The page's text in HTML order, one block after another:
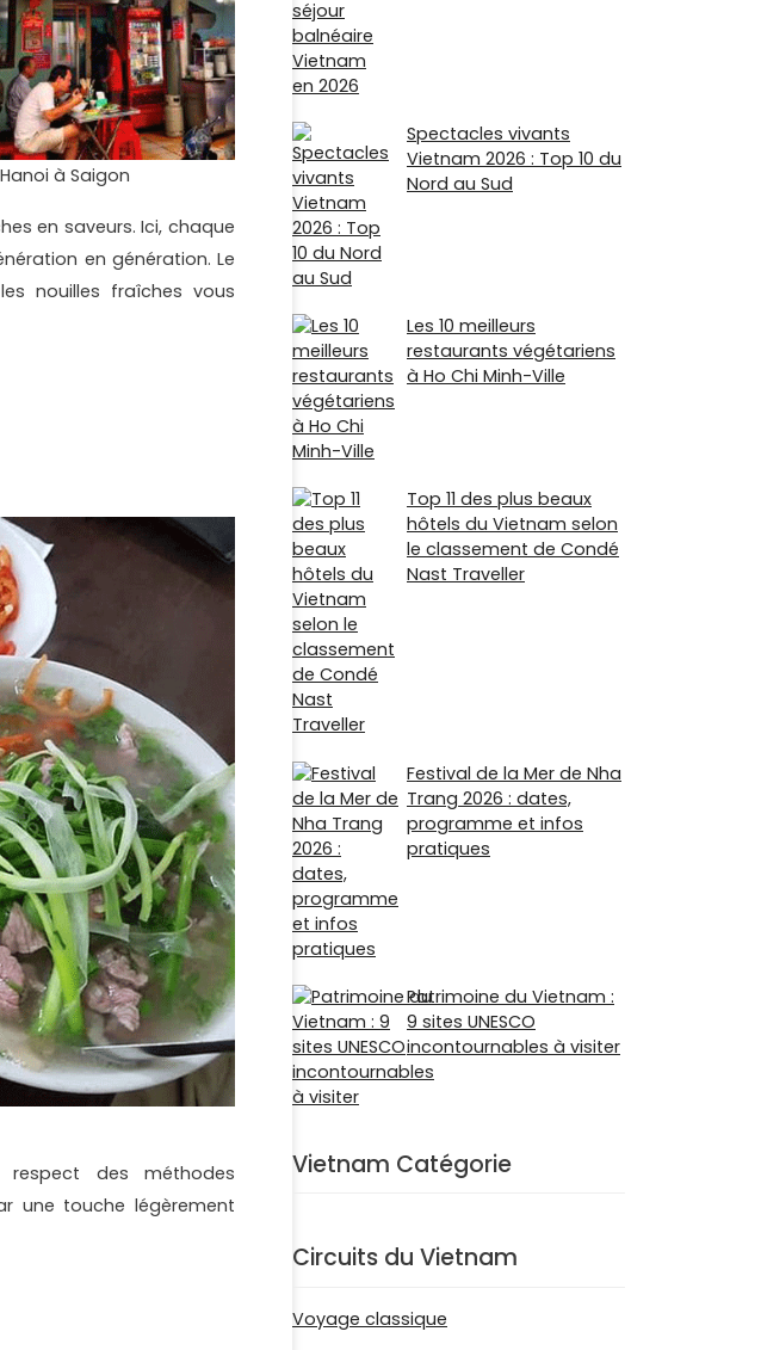
à Saigon
en saveurs. Ici, chaque
en génération. Le
nouilles fraîches vous
des méthodes
une touche légèrement
Spectacles vivants
Vietnam 2026 : Top 10 du
Nord au Sud
Les 10 meilleurs
restaurants végétariens
à Ho Chi Minh-Ville
Top 11 des plus beaux
hôtels du Vietnam selon
le classement de Condé
Nast Traveller
Festival de la Mer de Nha
Trang 2026 : dates,
programme et infos
pratiques
Patrimoine du Vietnam :
9 sites UNESCO
incontournables à visiter
Vietnam Catégorie
Circuits du Vietnam
Voyage classique